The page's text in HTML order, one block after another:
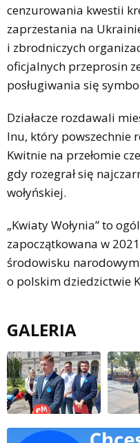
cenzurowania kwestii
zaprzestania na
i zbrodniczych
oficjalnych przeprosin
posługiwania się
Działacze rozdawali
lnu, który powszechnie
Kwitnie na przełomie
gdy rozegrał się
wołyńskiej.
„Kwiaty Wołynia” to
zapoczątkowana w
środowisku
o polskim dziedzictwie
GALERIA